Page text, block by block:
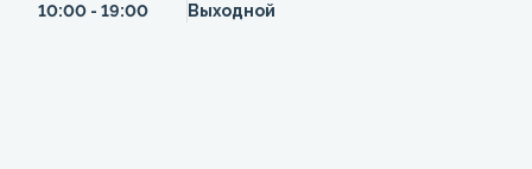
10:00 - 19:00
Выходной